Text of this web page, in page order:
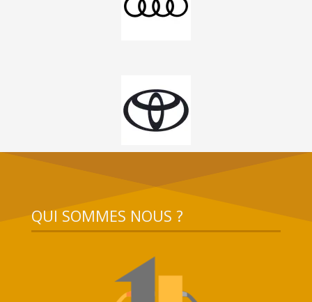
QUI SOMMES NOUS ?